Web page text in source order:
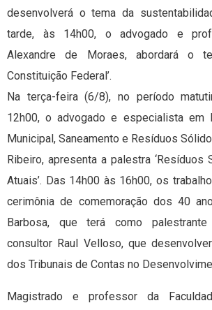
desenvolverá o tema da
tarde, às 14h00, o advogado e
Alexandre de Moraes, abordará o
Constituição Federal’.
Na terça-feira (6/8), no período
12h00, o advogado e especialista em
Municipal, Saneamento e Resíduos
Ribeiro, apresenta a palestra
Atuais’. Das 14h00 às 16h00, os
cerimônia de comemoração dos 40
Barbosa, que terá como
consultor Raul Velloso, que
dos Tribunais de Contas no
Magistrado e professor da